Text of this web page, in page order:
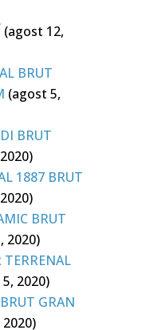
(agost 12,
BRUT
(agost 5,
BRUT
1887 BRUT
BRUT
2020)
TERRENAL
2020)
GRAN